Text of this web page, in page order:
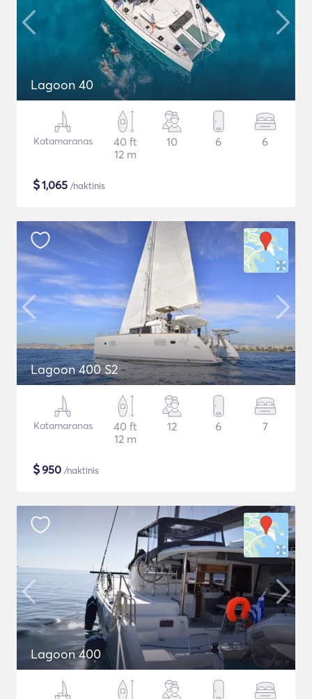
Lagoon 40
Katamaranas
40 ft
12 m
10 6 6
$1,065 /naktinis
Lagoon 400 S2
Katamaranas
40 ft
12 m
12 6 7
$950 /naktinis
Lagoon 400